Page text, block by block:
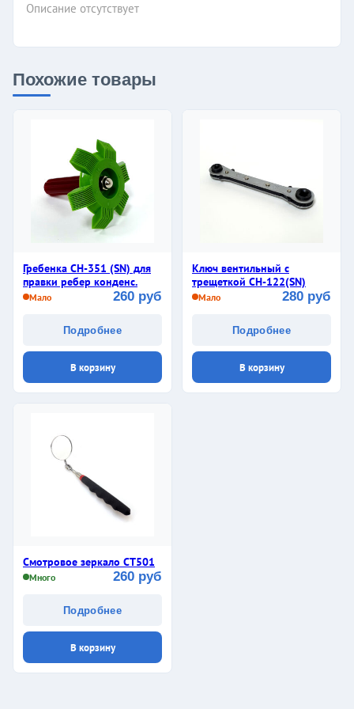
Описание отсутствует
Похожие товары
Гребенка СН-351 (SN) для
правки ребер конденс.
Мало 260 руб
Подробнее
В корзину
Ключ вентильный с
трещеткой CH-122(SN)
Мало 280 руб
Подробнее
В корзину
Смотровое зеркало CТ501
Много 260 руб
Подробнее
В корзину